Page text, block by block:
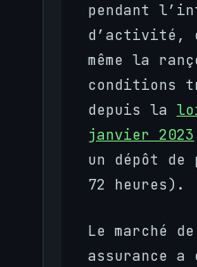
pendant
d’activité,
même la
conditions
depuis la
janvier 2023
un dépôt de
72 heures).
Le marché
assurance a